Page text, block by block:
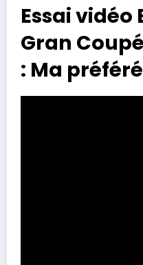
Essai vidéo
Gran
: Ma